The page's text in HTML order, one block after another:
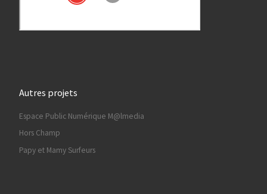
Autres projets
Espace Public Numérique M@lmedia
Hors Champ
Papy et Mamy Surfeurs